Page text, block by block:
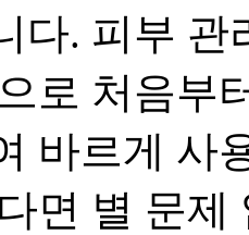
다. 피부 관
로 처음부
바르게 사
면 별 문제